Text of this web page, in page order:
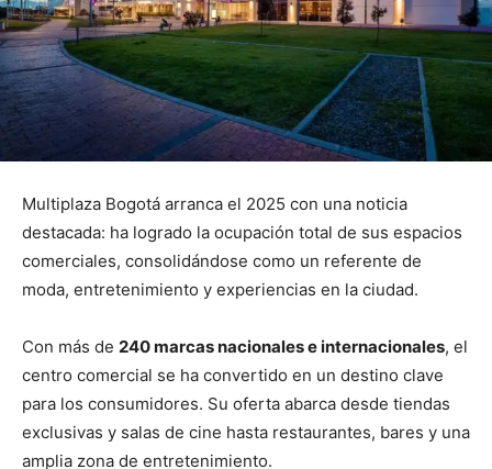
Multiplaza Bogotá arranca el 2025 con una noticia
destacada: ha logrado la ocupación total de sus espacios
comerciales, consolidándose como un referente de
moda, entretenimiento y experiencias en la ciudad.
Con más de 240 marcas nacionales e internacionales, el
centro comercial se ha convertido en un destino clave
para los consumidores. Su oferta abarca desde tiendas
exclusivas y salas de cine hasta restaurantes, bares y una
amplia zona de entretenimiento.